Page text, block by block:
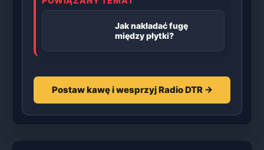
Jak nakładać fugę
między płytki?
Postaw kawę i wesprzyj Radio DTR →